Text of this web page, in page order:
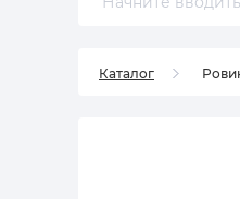
Каталог